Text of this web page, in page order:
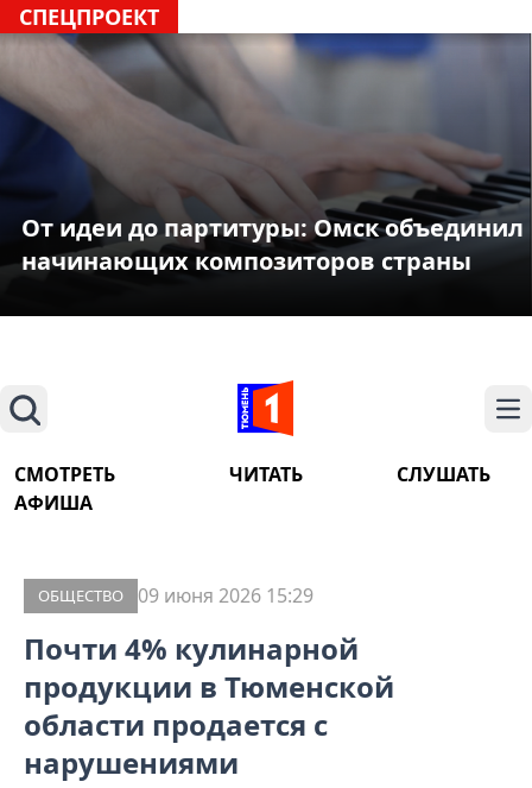
СПЕЦПРОЕКТ
От идеи до партитуры: Омск объединил
начинающих композиторов страны
Поиск
СМОТРЕТЬ ЧИТАТЬ
СЛУШАТЬ
АФИША
ОБЩЕСТВО 09 июня 2026 15:29
Почти 4% кулинарной
продукции в Тюменской
области продается с
нарушениями